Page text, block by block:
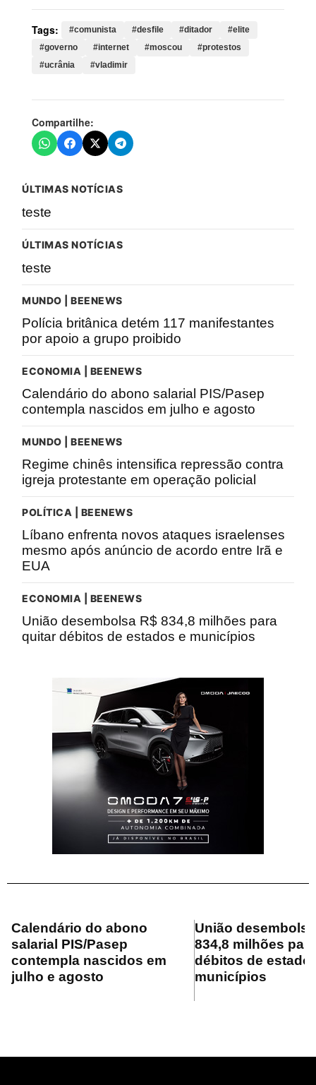
Tags: #comunista #desfile #ditador
#elite
#governo
#internet #moscou
#protestos
#ucrânia
#vladimir
Compartilhe:
ÚLTIMAS NOTÍCIAS
teste
ÚLTIMAS NOTÍCIAS
teste
MUNDO | BEENEWS
Polícia britânica detém 117 manifestantes
por apoio a grupo proibido
ECONOMIA | BEENEWS
Calendário do abono salarial PIS/Pasep
contempla nascidos em julho e agosto
MUNDO | BEENEWS
Regime chinês intensifica repressão contra
igreja protestante em operação policial
POLÍTICA | BEENEWS
Líbano enfrenta novos ataques israelenses
mesmo após anúncio de acordo entre Irã e
EUA
ECONOMIA | BEENEWS
União desembolsa R$ 834,8 milhões para
quitar débitos de estados e municípios
Calendário do abono
salarial PIS/Pasep
contempla nascidos em
julho e agosto
União
834,8 milhões
débitos de
municípios